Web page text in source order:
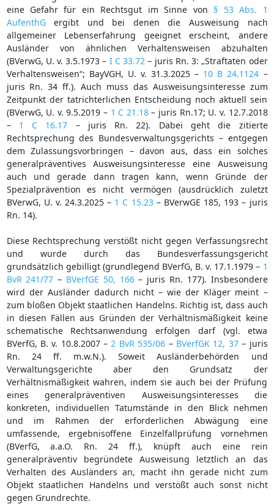
eine Gefahr für ein Rechtsgut im Sinne von § 53 Abs. 1
AufenthGergibt und bei denen die Ausweisung nach
allgemeiner Lebenserfahrung geeignet erscheint, andere
Ausländer von ähnlichen Verhaltensweisen abzuhalten
(BVerwG, U. v. 3.5.1973 – I C 33.72 – juris Rn. 3: „Straftaten oder
Verhaltensweisen“; BayVGH, U. v. 31.3.2025 – 10 B 24.1124 –
juris Rn. 34 ff.). Auch muss das Ausweisungsinteresse zum
Zeitpunkt der tatrichterlichen Entscheidung noch aktuell sein
(BVerwG, U. v. 9.5.2019 – 1 C 21.18– juris Rn.17; U. v. 12.7.2018
– 1 C 16.17 – juris Rn. 22). Dabei geht die zitierte
Rechtsprechung des Bundesverwaltungsgerichts – entgegen
dem Zulassungsvorbringen – davon aus, dass ein solches
generalpräventives Ausweisungsinteresse eine Ausweisung
auch und gerade dann tragen kann, wenn Gründe der
Spezialprävention es nicht vermögen (ausdrücklich zuletzt
BVerwG, U. v. 24.3.2025 – 1 C 15.23– BVerwGE 185, 193 – juris
Rn. 14).
Diese Rechtsprechung verstößt nicht gegen Verfassungsrecht
und wurde durch das Bundesverfassungsgericht
grundsätzlich gebilligt (grundlegend BVerfG, B. v. 17.1.1979 – 1
BvR 241/77 – BVerfGE 50, 166– juris Rn. 177). Insbesondere
wird der Ausländer dadurch nicht – wie der Kläger meint –
zum bloßen Objekt staatlichen Handelns. Richtig ist, dass auch
in diesen Fällen aus Gründen der Verhältnismäßigkeit keine
schematische Rechtsanwendung erfolgen darf (vgl. etwa
BVerfG, B. v. 10.8.2007 – 2 BvR 535/06 – BVerfGK 12, 37– juris
Rn. 24 ff. m.w.N.). Soweit Ausländerbehörden und
Verwaltungsgerichte aber den Grundsatz der
Verhältnismäßigkeit wahren, indem sie auch bei der Prüfung
eines generalpräventiven Ausweisungsinteresses die
konkreten, individuellen Tatumstände in den Blick nehmen
und im Rahmen der erforderlichen Abwägung eine
umfassende, ergebnisoffene Einzelfallprüfung vornehmen
(BVerfG, a.a.O. Rn. 24 ff.), knüpft auch eine rein
generalpräventiv begründete Ausweisung letztlich an das
Verhalten des Ausländers an, macht ihn gerade nicht zum
Objekt staatlichen Handelns und verstößt auch sonst nicht
gegen Grundrechte.